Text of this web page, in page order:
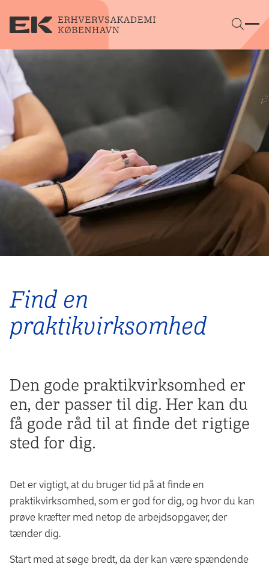
Find en
praktikvirksomhed
Den gode praktikvirksomhed er
en, der passer til dig. Her kan du
få gode råd til at finde det rigtige
sted for dig.
Det er vigtigt, at du bruger tid på at finde en
praktikvirksomhed, som er god for dig, og hvor du kan
prøve kræfter med netop de arbejdsopgaver, der
tænder dig.
Start med at søge bredt, da der kan være spændende